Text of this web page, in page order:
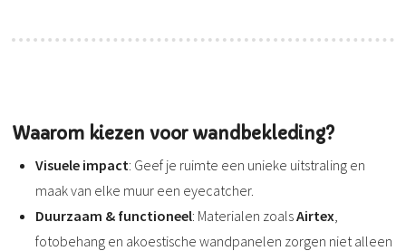
Waarom kiezen voor wandbekleding?
Visuele impact: Geef je ruimte een unieke uitstraling en
maak van elke muur een eyecatcher.
Duurzaam & functioneel: Materialen zoalsAirtex
fotobehang en akoestische wandpanelen zorgen niet alleen